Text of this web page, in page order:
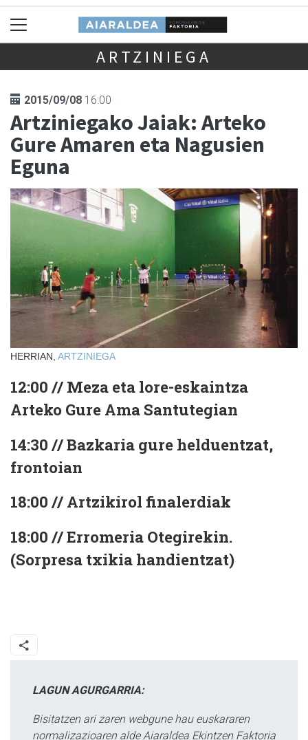
ARTZINIEGA
2015/09/08 16:00
Artziniegako Jaiak: Arteko
Gure Amaren eta Nagusien
Eguna
HERRIAN, ARTZINIEGA
12:00 // Meza eta lore-eskaintza
Arteko Gure Ama Santutegian
14:30 // Bazkaria gure helduentzat,
frontoian
18:00 // Artzikirol finalerdiak
18:00 // Erromeria Otegirekin.
(Sorpresa txikia handientzat)
LAGUN AGURGARRIA:
Bisitatzen ari zaren webgune hau euskararen
normalizazioaren alde Aiaraldea Ekintzen Faktoria